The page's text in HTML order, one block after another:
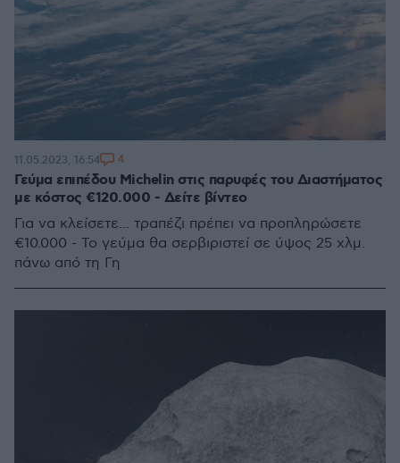
Γεύμα επιπέδου Michelin στις παρυφές του Διαστήματος
με κόστος €120.000 - Δείτε βίντεο
Για να κλείσετε... τραπέζι πρέπει να προπληρώσετε
€10.000 - Το γεύμα θα σερβιριστεί σε ύψος 25 χλμ.
πάνω από τη Γη
11.05.2023, 16:54 4